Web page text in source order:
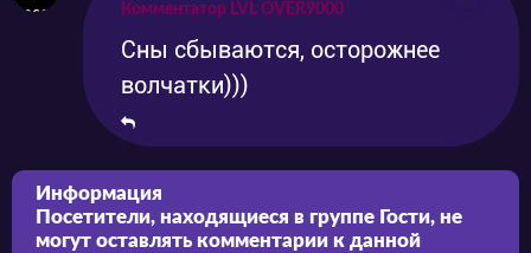
Комментатор LVL OVER9000
Сны сбываются, осторожнее
волчатки)))
Информация
Посетители, находящиеся в группе Гости, не
могут оставлять комментарии к данной